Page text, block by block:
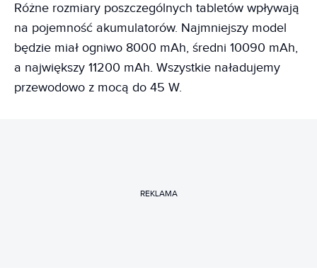
Różne rozmiary poszczególnych tabletów wpływają
na pojemność akumulatorów. Najmniejszy model
będzie miał ogniwo 8000 mAh, średni 10090 mAh,
a największy 11200 mAh. Wszystkie naładujemy
przewodowo z mocą do 45 W.
REKLAMA